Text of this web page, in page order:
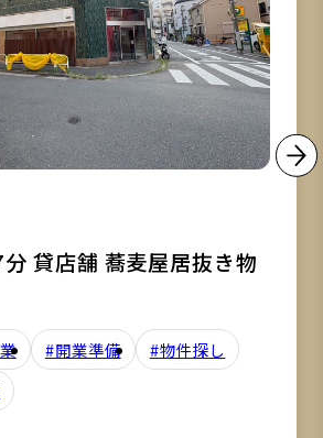
貸店舗 蕎麦屋居抜き物
#開業準備
#物件探し